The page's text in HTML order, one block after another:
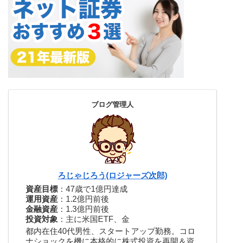
ブログ管理人
ろじゃじろう(ロジャーズ次郎)
資産目標 ：47歳で1億円達成
運用資産 ：1.2億円前後
金融資産 ：1.3億円前後
投資対象 ：主に米国ETF、金
都内在住40代男性、スタートアップ勤務。コロ